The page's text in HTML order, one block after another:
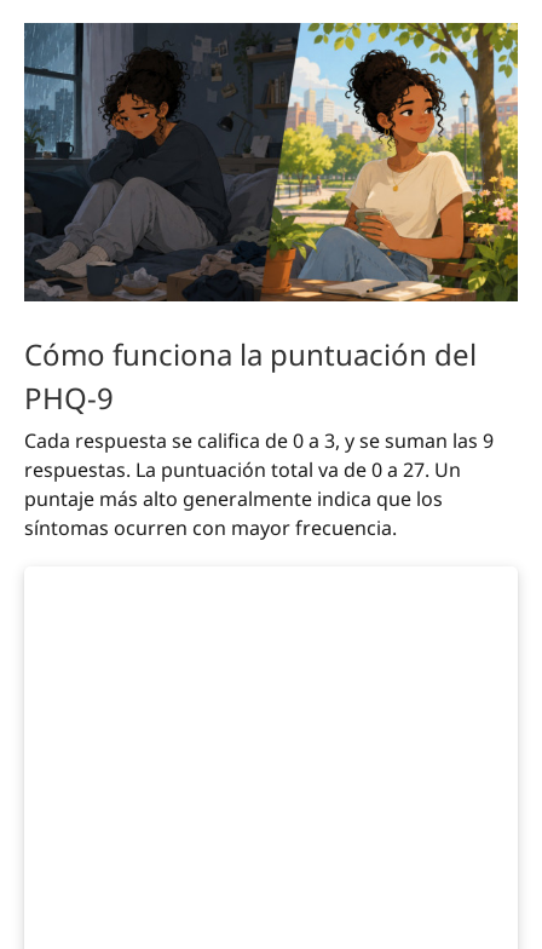
Cómo funciona la puntuación del
PHQ-9
Cada respuesta se califica de 0 a 3, y se suman las 9
respuestas. La puntuación total va de 0 a 27. Un
puntaje más alto generalmente indica que los
síntomas ocurren con mayor frecuencia.